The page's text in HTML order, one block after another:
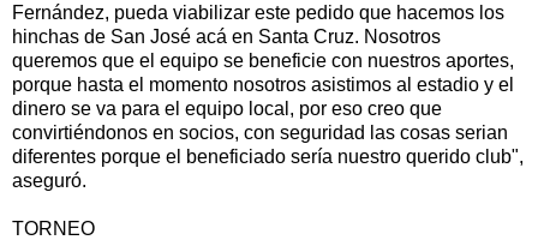
Fernández, pueda viabilizar este pedido que hacemos los
hinchas de San José acá en Santa Cruz. Nosotros
queremos que el equipo se beneficie con nuestros aportes,
porque hasta el momento nosotros asistimos al estadio y el
dinero se va para el equipo local, por eso creo que
convirtiéndonos en socios, con seguridad las cosas serian
diferentes porque el beneficiado sería nuestro querido club",
aseguró.
TORNEO